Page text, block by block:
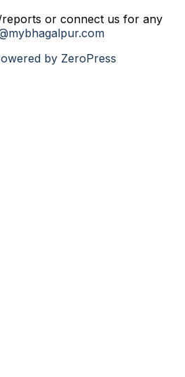
or connect us for any
by ZeroPress